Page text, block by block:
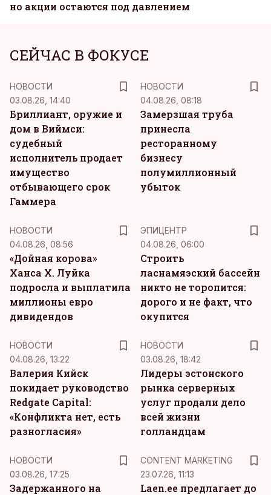
но акции остаются под давлением
СЕЙЧАС В ФОКУСЕ
НОВОСТИ
03.08.26, 14:40
Бриллиант, оружие и
дом в Виймси:
судебный
исполнитель продает
имущество
отбывающего срок
Гаммера
НОВОСТИ
04.08.26, 08:18
Замерзшая труба
принесла
ресторанному
бизнесу
полумиллионный
убыток
НОВОСТИ
04.08.26, 08:56
«Дойная корова»
Ханса Х. Луйка
подросла и выплатила
миллионы евро
дивидендов
ЭПИЦЕНТР
04.08.26, 06:00
Строить
ласнамяэский бассейн
никто не торопится:
дорого и не факт, что
окупится
НОВОСТИ
04.08.26, 13:22
Валерия Кийск
покидает руководство
Redgate Capital:
«Конфликта нет, есть
разногласия»
НОВОСТИ
03.08.26, 18:42
Лидеры эстонского
рынка серверных
услуг продали дело
всей жизни
голландцам
НОВОСТИ
03.08.26, 17:25
Задержанного на
CONTENT MARKETING
23.07.26, 11:13
Laen.ee предлагает до